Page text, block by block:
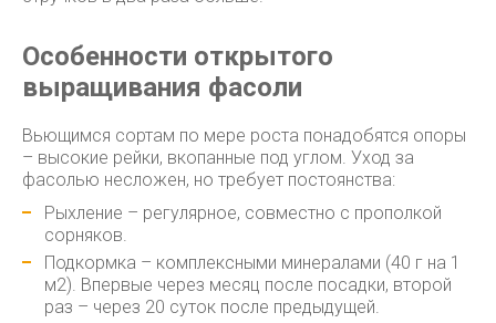
Особенности открытого
выращивания фасоли
Вьющимся сортам по мере роста понадобятся опоры
– высокие рейки, вкопанные под углом. Уход за
фасолью несложен, но требует постоянства:
Рыхление – регулярное, совместно с прополкой
сорняков.
Подкормка – комплексными минералами (40 г на 1
м2). Впервые через месяц после посадки, второй
раз – через 20 суток после предыдущей.